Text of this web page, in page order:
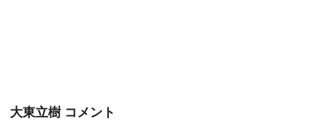
大東立樹 コメント